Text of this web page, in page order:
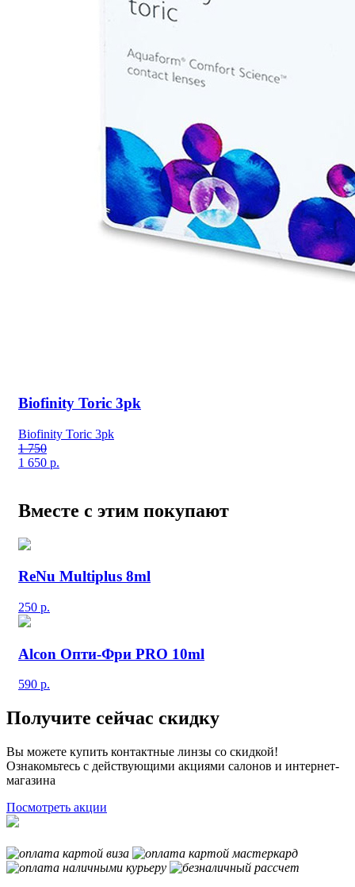
Biofinity Toric 3pk
Biofinity Toric 3pk
1 750
1 650 р.
Вместе с этим покупают
ReNu Multiplus 8ml
250 р.
Alcon Опти-Фри PRO 10ml
590 р.
Получите сейчас скидку
Вы можете купить контактные линзы со скидкой!
Ознакомьтесь с действующими акциями салонов и интернет-
магазина
Посмотреть акции